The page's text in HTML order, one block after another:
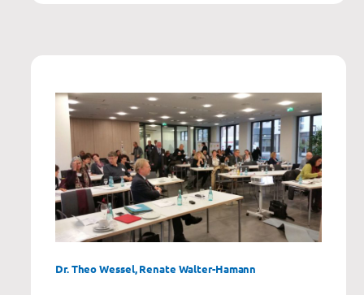
Dr. Theo Wessel, Renate Walter-Hamann